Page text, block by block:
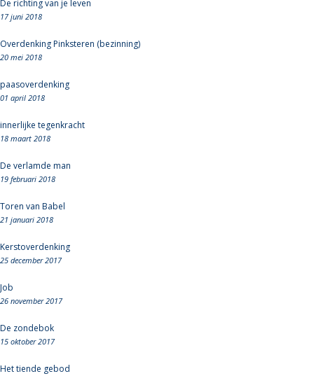
De richting van je leven
17 juni 2018
Overdenking Pinksteren (bezinning)
20 mei 2018
paasoverdenking
01 april 2018
innerlijke tegenkracht
18 maart 2018
De verlamde man
19 februari 2018
Toren van Babel
21 januari 2018
Kerstoverdenking
25 december 2017
Job
26 november 2017
De zondebok
15 oktober 2017
Het tiende gebod